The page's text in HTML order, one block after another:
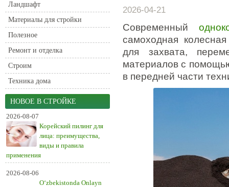
Ландшафт
Материалы для стройки
Полезное
Ремонт и отделка
Строим
Техника дома
НОВОЕ В СТРОЙКЕ
2026-08-07
Корейский пилинг для
лица: преимущества,
виды и правила
применения
2026-08-06
O‘zbekistonda Onlayn
2026-04-21
Современный
самоходная
для захвата,
материалов с
в передней части